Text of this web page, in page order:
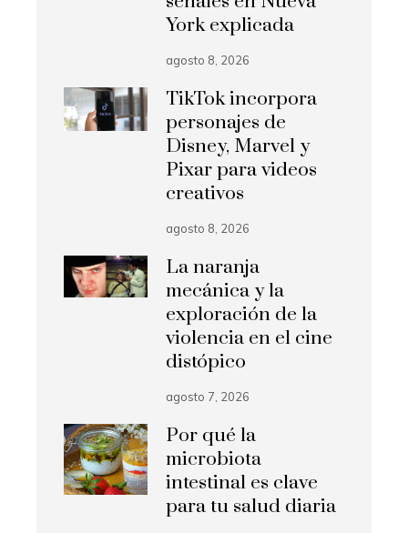
York explicada
agosto 8, 2026
TikTok incorpora
personajes de
Disney, Marvel y
Pixar para videos
creativos
agosto 8, 2026
La naranja
mecánica y la
exploración de la
violencia en el cine
distópico
agosto 7, 2026
Por qué la
microbiota
intestinal es clave
para tu salud diaria